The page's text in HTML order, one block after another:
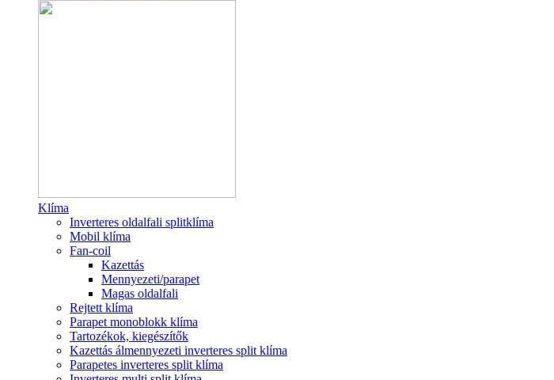
Klíma
Inverteres oldalfali splitklíma
Mobil klíma
Fan-coil
Kazettás
Mennyezeti/parapet
Magas oldalfali
Rejtett klíma
Parapet monoblokk klíma
Tartozékok, kiegészítők
Kazettás álmennyezeti inverteres split klíma
Parapetes inverteres split klíma